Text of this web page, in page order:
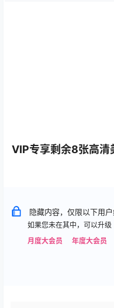
VIP专享剩余8张高清
隐藏内容，仅限以下用
如果您未在其中，可以升级
月度大会员
年度大会员